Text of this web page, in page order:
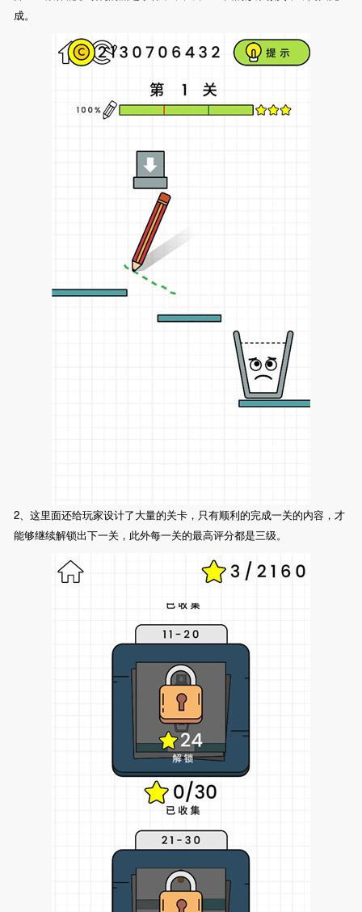
成。
2、这里面还给玩家设计了大量的关卡，只有顺利的完成一关的内容，才
能够继续解锁出下一关，此外每一关的最高评分都是三级。